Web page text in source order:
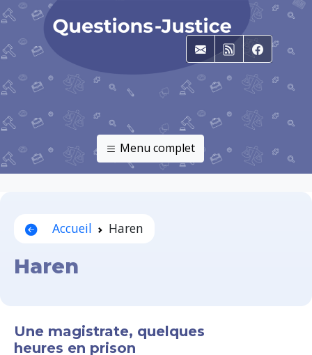
E-mailRSS
Menu complet
Accueil Haren
Haren
Une magistrate, quelques
heures en prison